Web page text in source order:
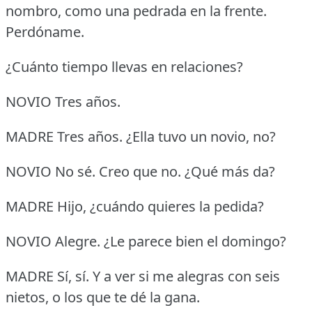
nombro, como una pedrada en la frente.
Perdóname.
¿Cuánto tiempo llevas en relaciones?
NOVIO Tres años.
MADRE Tres años. ¿Ella tuvo un novio, no?
NOVIO No sé. Creo que no. ¿Qué más da?
MADRE Hijo, ¿cuándo quieres la pedida?
NOVIO Alegre. ¿Le parece bien el domingo?
MADRE Sí, sí. Y a ver si me alegras con seis
nietos, o los que te dé la gana.